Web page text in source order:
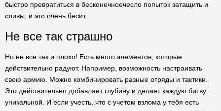
быстро превратиться в бесконечноечесло попыток затащить и
сливы, и это очень бесит.
Не все так страшно
Но не все так и плохо! Есть много элементов, которые
действительно радуют. Например, возможность настраивать
свою армию. Можно комбинировать разные отряды и тактики.
Это действительно добавляет глубину и делает каждую битву
уникальной. И если учесть, что с учетом взлома у тебя есть